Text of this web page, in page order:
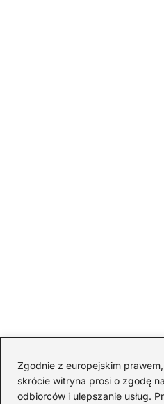
Zgodnie z europejskim
skrócie witryna prosi o zgodę
odbiorców i ulepszanie usług.